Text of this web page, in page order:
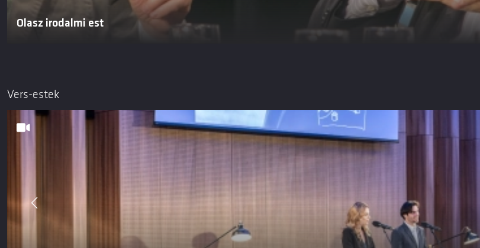
Olasz irodalmi est
Vers-estek